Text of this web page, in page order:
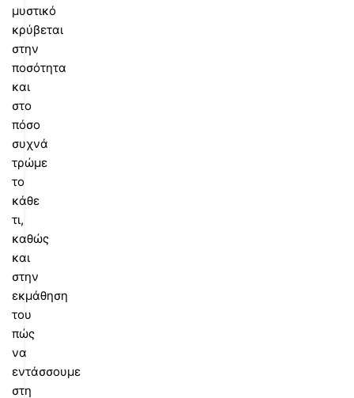
μυστικό
κρύβεται
στην
ποσότητα
και
στο
πόσο
συχνά
τρώμε
το
κάθε
τι,
καθώς
και
στην
εκμάθηση
του
πώς
να
εντάσσουμε
στη